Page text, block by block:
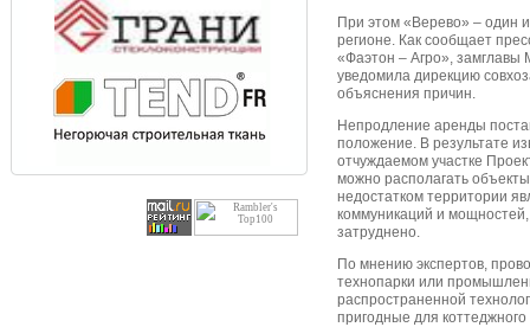
При этом «Верево» – один
регионе. Как сообщает
«Фаэтон – Агро»,
уведомила дирекцию
объяснения причин.
Непродление аренды
положение. В результате
отчуждаемом участке
можно располагать
недостатком территории
коммуникаций и
затруднено.
По мнению экспертов,
технопарки или
распространенной
пригодные для коттеджного